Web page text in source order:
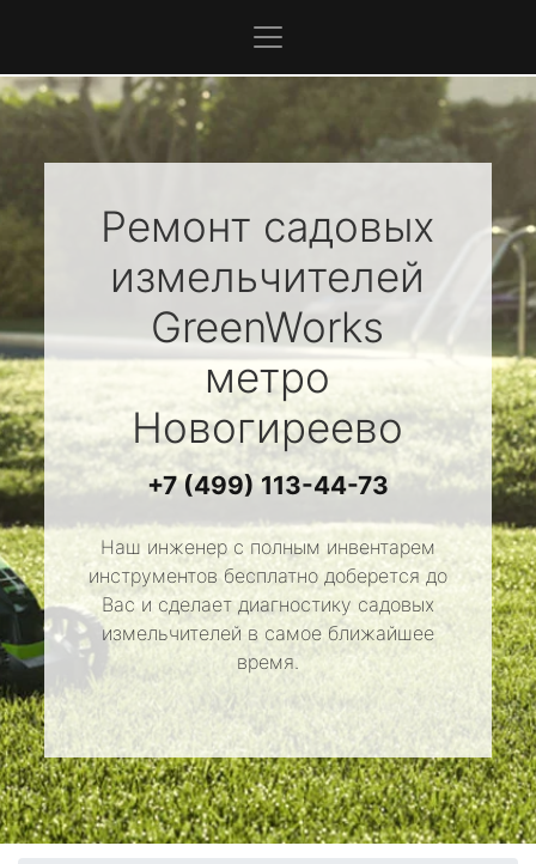
Ремонт садовых
измельчителей
GreenWorks
метро
Новогиреево
+7 (499) 113-44-73
Наш инженер с полным инвентарем
инструментов бесплатно доберется до
Вас и сделает диагностику садовых
измельчителей в самое ближайшее
время.